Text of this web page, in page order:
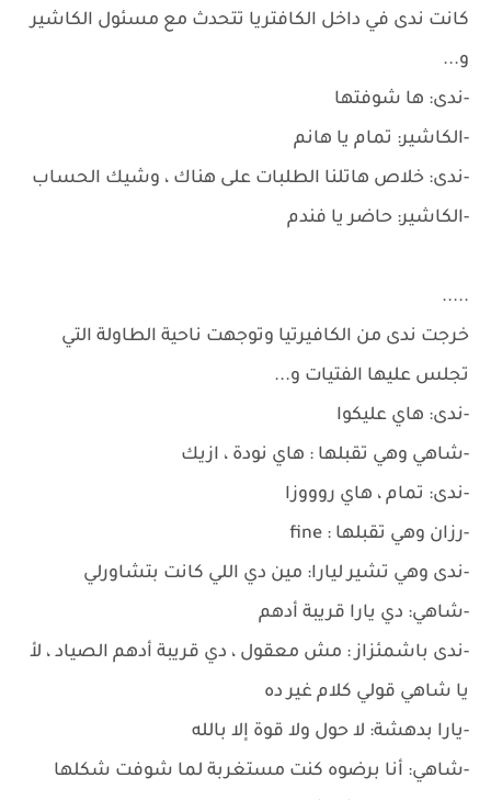
كانت ندى في داخل الكافتريا تتحدث مع مسئول الكاشير
و...
-ندى: ها شوفتها
-الكاشير: تمام يا هانم
-ندى: خلاص هاتلنا الطلبات على هناك ، وشيك الحساب
-الكاشير: حاضر يا فندم
.....
خرجت ندى من الكافيرتيا وتوجهت ناحية الطاولة التي
تجلس عليها الفتيات و...
-ندى: هاي عليكوا
-شاهي وهي تقبلها : هاي نودة ، ازيك
-ندى: تمام ، هاي روووزا
-رزان وهي تقبلها : fine
-ندى وهي تشير ليارا: مين دي اللي كانت بتشاورلي
-شاهي: دي يارا قريبة أدهم
-ندى باشمئزاز : مش معقول ، دي قريبة أدهم الصياد ، لأ
يا شاهي قولي كلام غير ده
-يارا بدهشة: لا حول ولا قوة إلا بالله
-شاهي: أنا برضوه كنت مستغربة لما شوفت شكلها